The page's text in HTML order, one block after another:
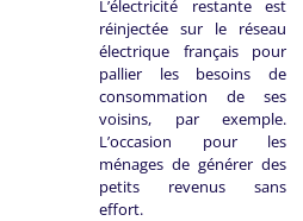
L’électricité restante est
réinjectée sur le réseau
électrique français pour
pallier les besoins de
consommation de ses
voisins, par exemple.
L’occasion pour les
ménages de générer des
petits revenus sans
effort.